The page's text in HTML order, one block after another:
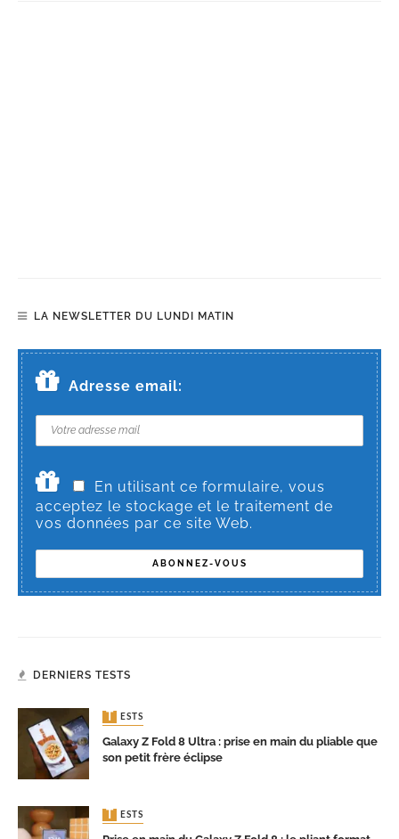
LA NEWSLETTER DU LUNDI MATIN
Adresse email:
En utilisant ce formulaire, vous
acceptez le stockage et le traitement de
vos données par ce site Web.
DERNIERS TESTS
TESTS
Galaxy Z Fold 8 Ultra : prise en main du pliable que
son petit frère éclipse
TESTS